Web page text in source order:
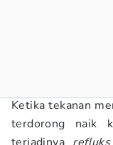
Ketika tekanan
terdorong naik